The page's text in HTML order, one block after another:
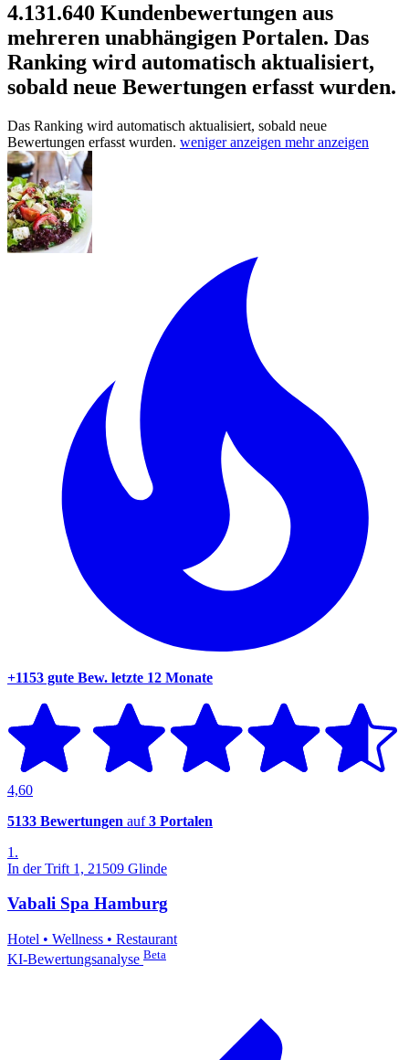
4.131.640 Kundenbewertungen aus
mehreren unabhängigen Portalen. Das
Ranking wird automatisch aktualisiert,
sobald neue Bewertungen erfasst wurden.
Das Ranking wird automatisch aktualisiert, sobald neue
Bewertungen erfasst wurden. weniger anzeigen mehr anzeigen
+1153 gute Bew. letzte 12 Monate
4,60
5133 Bewertungen auf3 Portalen
1.
In der Trift 1, 21509 Glinde
Vabali Spa Hamburg
Hotel • Wellness • Restaurant
KI-Bewertungsanalyse Beta